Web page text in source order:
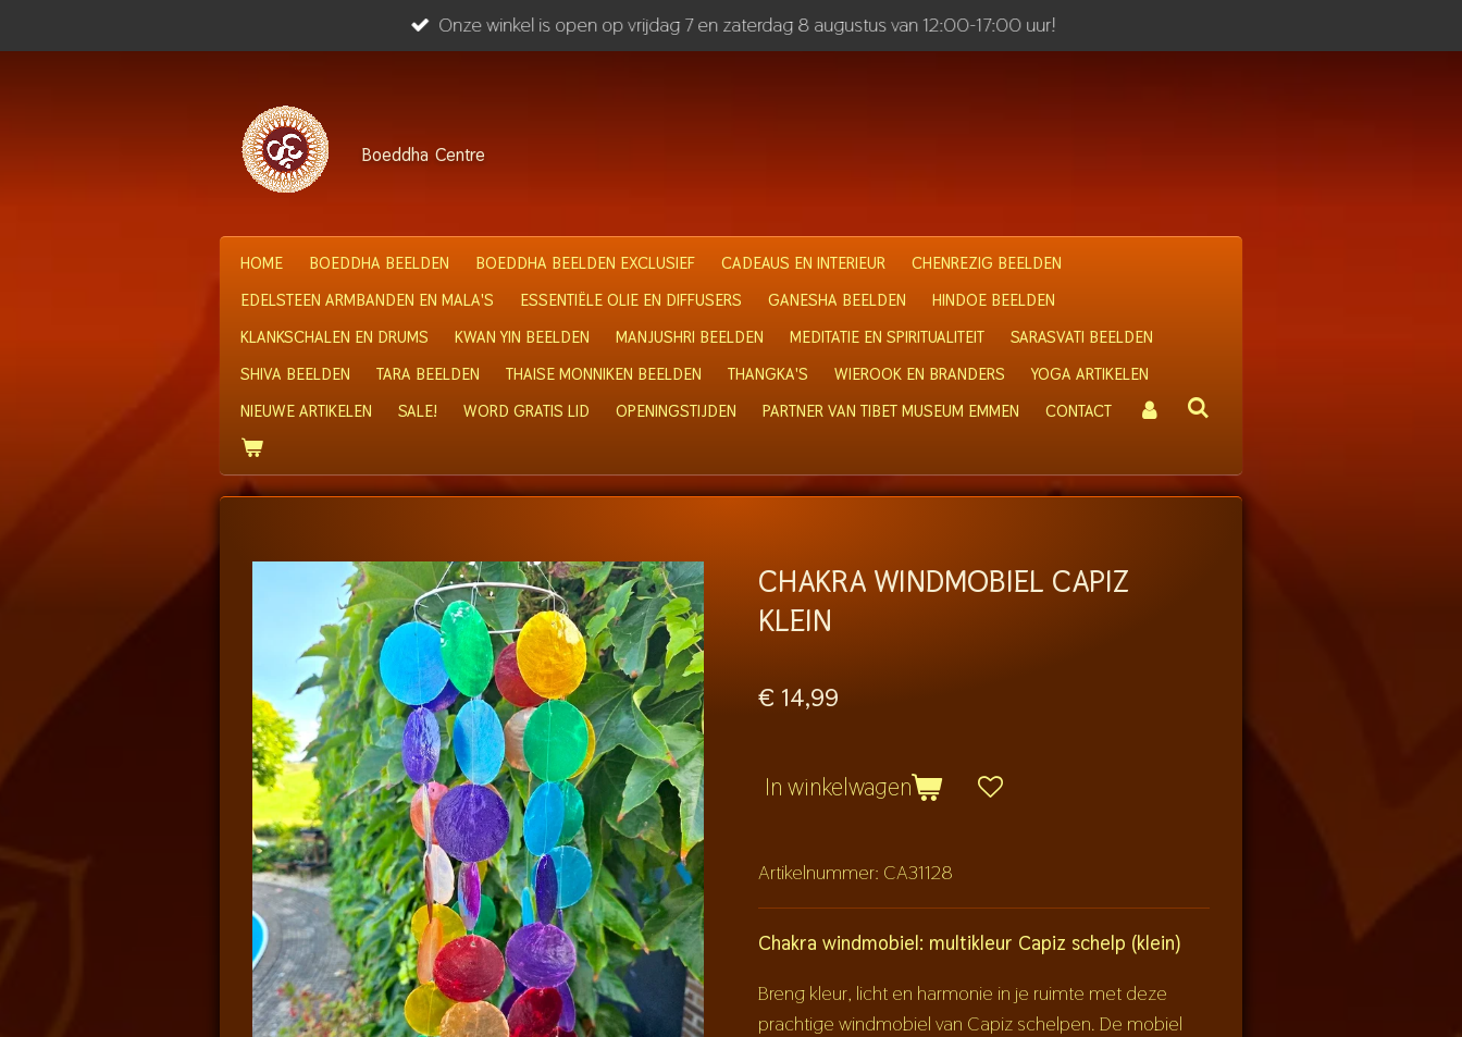
direct
Onze winkel is open op vrijdag 7 en zaterdag 8 augustus van 12:00-17:00 uur!
Boeddha Centre
HOME BOEDDHA BEELDEN BOEDDHA BEELDEN EXCLUSIEF CADEAUS EN INTERIEUR
CHENREZIG BEELDEN
EDELSTEEN ARMBANDEN EN MALA'S
ESSENTIËLE OLIE EN DIFFUSERS GANESHA BEELDEN
HINDOE BEELDEN
KLANKSCHALEN EN DRUMS
KWAN YIN BEELDEN MANJUSHRI BEELDEN MEDITATIE EN SPIRITUALITEIT
SARASVATI BEELDEN
SHIVA BEELDEN
TARA BEELDEN THAISE MONNIKEN BEELDEN THANGKA'S WIEROOK EN BRANDERS
YOGA ARTIKELEN
NIEUWE ARTIKELEN
SALE! WORD GRATIS LID OPENINGSTIJDEN PARTNER VAN TIBET MUSEUM EMMEN CONTACT
CHAKRA WINDMOBIEL CAPIZ
KLEIN
€ 14,99
In winkelwagen
Artikelnummer: CA31128
Chakra windmobiel: multikleur Capiz schelp (klein)
Breng kleur, licht en harmonie in je ruimte met deze
prachtige windmobiel van Capiz schelpen. De mobiel